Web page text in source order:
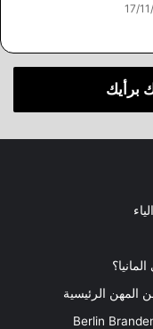
17/
برأيك
المهن الرئيسية